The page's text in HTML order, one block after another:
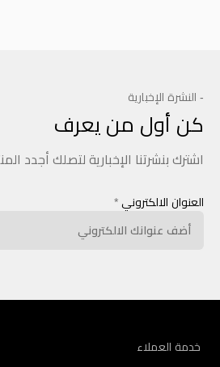
- النشرة الإخبارية
كن أول من يعرف
اشترك بنشرتنا الإخبارية لتصلك أجدد
العنوان الالكتروني *
خدمة العملاء